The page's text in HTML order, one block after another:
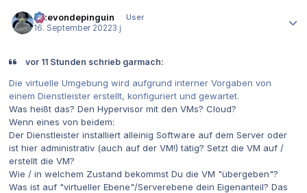
ickevondepinguin
User
16. September 20223 j
vor 11 Stunden schrieb garmach:
Die virtuelle Umgebung wird aufgrund interner Vorgaben von
einem Dienstleister erstellt, konfiguriert und gewartet.
Was heißt das? Den Hypervisor mit den VMs? Cloud?
Wenn eines von beidem:
Der Dienstleister installiert alleinig Software auf dem Server oder
ist hier administrativ (auch auf der VM!) tätig? Setzt die VM auf /
erstellt die VM?
Wie / in welchem Zustand bekommst Du die VM "übergeben"?
Was ist auf "virtueller Ebene"/Serverebene dein Eigenanteil? Das